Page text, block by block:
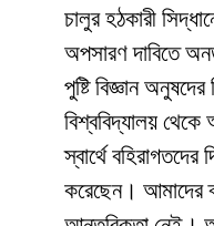
চালুর হঠকারী
অপসারণ দাবিতে
পুষ্টি বিজ্ঞান অনুষদের
বিশ্ববিদ্যালয়
স্বার্থে বহিরাগতদের
করেছেন। আমাদের